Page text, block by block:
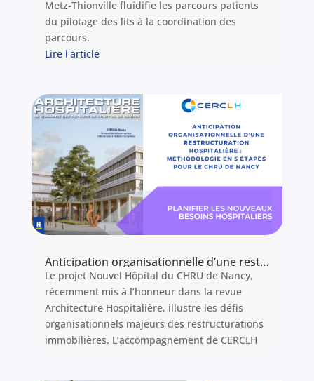
Metz-Thionville fluidifie les parcours patients
du pilotage des lits à la coordination des
parcours.
Lire l'article
Anticipation organisationnelle d’une restructuration hospitalière : méthodologie en 5 étapes (projet CHRU Nancy)
Le projet Nouvel Hôpital du CHRU de Nancy,
récemment mis à l’honneur dans la revue
Architecture Hospitalière, illustre les défis
organisationnels majeurs des restructurations
immobilières. L’accompagnement de CERCLH